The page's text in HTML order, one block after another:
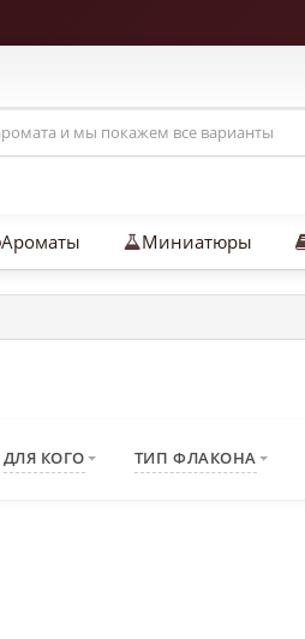
Ароматы Миниатюры
ДЛЯ КОГО ТИП ФЛАКОНА